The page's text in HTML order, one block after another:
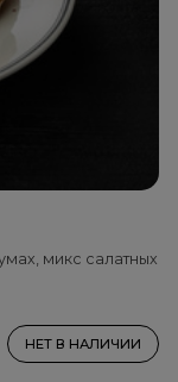
микс салатных
НЕТ В НАЛИЧИИ